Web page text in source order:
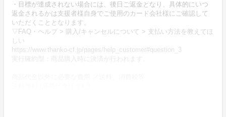
・目標が達成されない場合には、後日ご返金となり、具体的にいつ
返金されるかは支援者様自身でご使用のカード会社様にご確認して
いただくこととなります。
▽FAQ・ヘルプ > 購入/キャンセルについて > 支払い方法を教えてほ
しい
https://www.thanko-cf.jp/pages/help_customer#question_3
実行確約型：商品購入時に決済が行われます。